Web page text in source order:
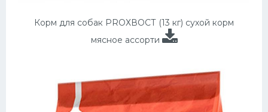
Корм для собак PROХВОСТ (13 кг) сухой корм
мясное ассорти